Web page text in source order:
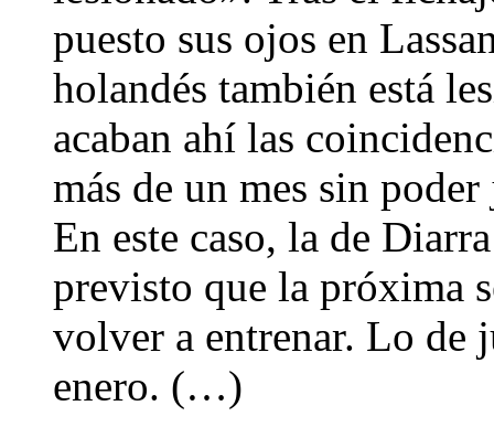
puesto sus ojos en
holandés también está
acaban ahí las
más de un mes sin
En este caso, la de
previsto que la próxima
volver a entrenar. Lo de
enero. (…)